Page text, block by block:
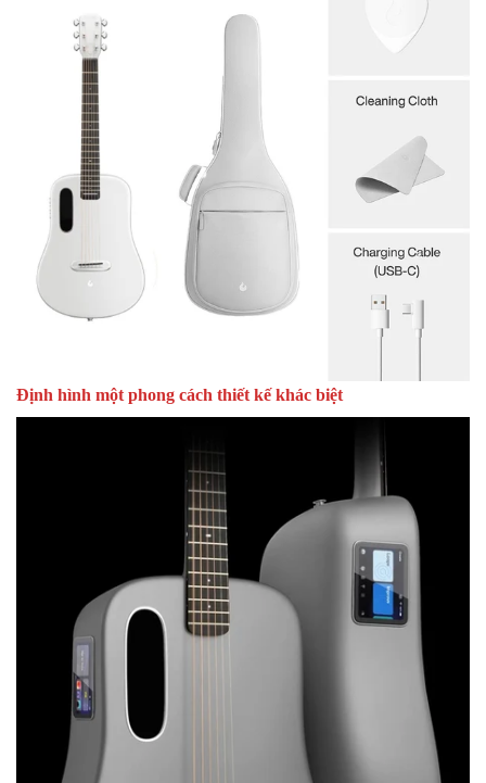
Định hình một phong cách thiết kế khác biệt